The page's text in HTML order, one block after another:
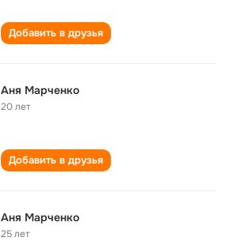
Добавить в друзья
Аня Марченко
20 лет
Добавить в друзья
Аня Марченко
25 лет